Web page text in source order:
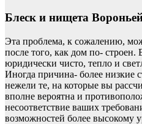
Блеск и нищета
Эта проблема, к сожалению,
после того, как дом по-
юридически чисто, тепло и
Иногда причина- более низкие
нежели те, на которые вы
вполне вероятна и
несоответствие ваших
возможностей более высокому